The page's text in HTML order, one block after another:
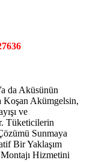
da Aküsünün
Koşan Akümgelsin,
ve
Tüketicilerin
Sunmaya
Bir Yaklaşım
Hizmetini